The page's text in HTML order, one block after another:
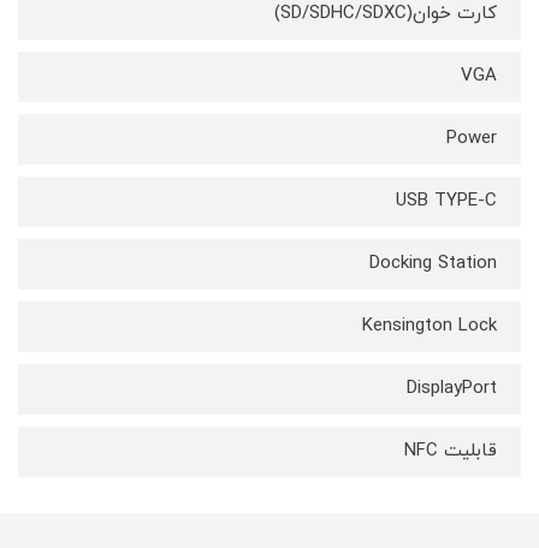
کارت خوان(SD/SDHC/SDXC)
VGA
Power
USB TYPE-C
Docking Station
Kensington Lock
DisplayPort
قابلیت NFC